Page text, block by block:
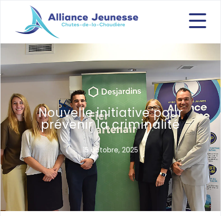
Nouvelle initiative pour
prévenir la criminalité
15 octobre, 2025